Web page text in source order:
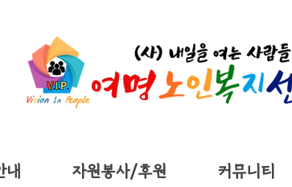
내 자원봉사/후원 커뮤니티